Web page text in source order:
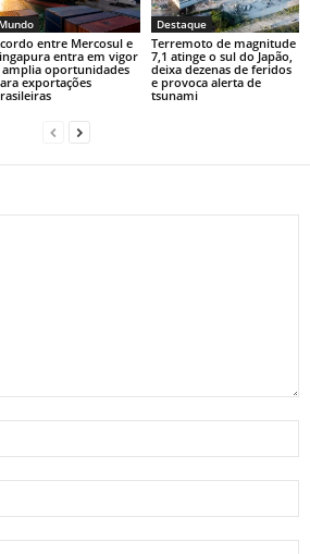
Mundo
entre Mercosul e
entra em vigor
amplia oportunidades
exportações
Destaque
Terremoto de magnitude
7,1 atinge o sul do Japão,
deixa dezenas de feridos
e provoca alerta de
tsunami